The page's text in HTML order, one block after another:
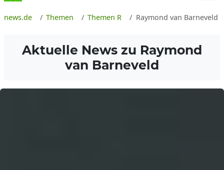
news.de Themen Themen R Raymond van Barneveld
Aktuelle News zu Raymond
van Barneveld